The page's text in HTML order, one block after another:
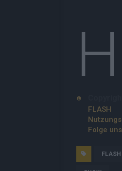
H
FLASH
Folge
FLASH